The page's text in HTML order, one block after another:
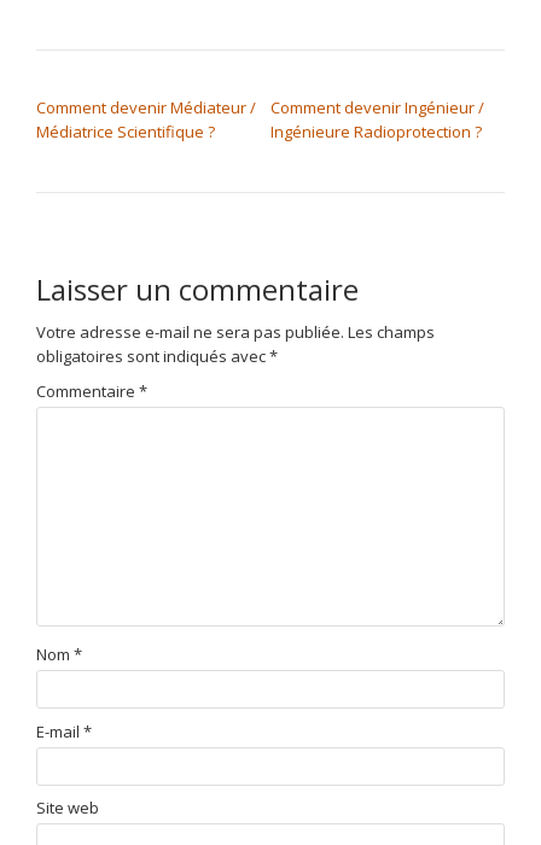
Comment devenir Médiateur /
Médiatrice Scientifique ?
Comment devenir Ingénieur /
Ingénieure Radioprotection ?
Laisser un commentaire
Votre adresse e-mail ne sera pas publiée. Les champs
obligatoires sont indiqués avec*
Commentaire *
Nom *
E-mail *
Site web